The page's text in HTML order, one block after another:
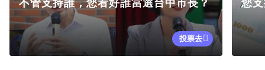
不管支持誰，您看好誰當選台中市長？
投票去
您